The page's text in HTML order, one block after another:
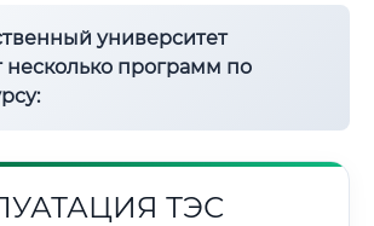
университет
несколько программ по
ТЭС